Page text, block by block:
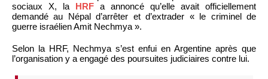
sociaux X, la HRF a annoncé qu’elle avait officiellement
demandé au Népal d’arrêter et d’extrader « le criminel de
guerre israélien Amit Nechmya ».
Selon la HRF, Nechmya s’est enfui en Argentine après que
l’organisation y a engagé des poursuites judiciaires contre lui.